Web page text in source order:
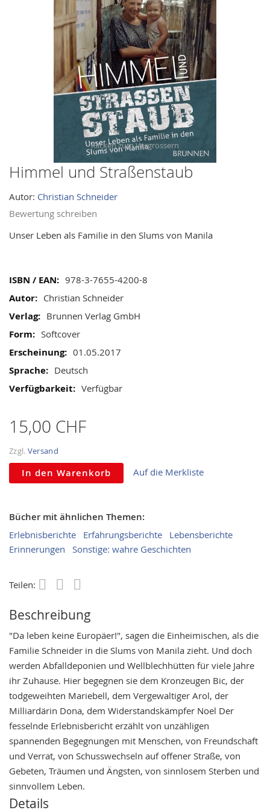
Himmel und Straßenstaub
Autor: Christian Schneider
Bewertung schreiben
Unser Leben als Familie in den Slums von Manila
Mehr
Informationen
978-3-7655-4200-8
Christian Schneider
Brunnen Verlag GmbH
Softcover
01.05.2017
Deutsch
Verfügbar
15,00 CHF
Zzgl. Versand
In den Warenkorb Auf die Merkliste
Bücher mit ähnlichen Themen:
Erlebnisberichte Erfahrungsberichte
Lebensberichte
Erinnerungen
Sonstige: wahre Geschichten
Teilen:
Skip
the
beginning
the
Beschreibung
"Da leben keine Europäer!", sagen die Einheimischen, als die
Familie Schneider in die Slums von Manila zieht. Und doch
werden Abfalldeponien und Wellblechhütten für viele Jahre
ihr Zuhause. Hier begegnen sie dem Kronzeugen Bic, der
todgeweihten Mariebell, dem Vergewaltiger Arol, der
Milliardärin Dona, dem Widerstandskämpfer Noel Der
fesselnde Erlebnisbericht erzählt von unzähligen
spannenden Begegnungen mit Menschen, von Freundschaft
und Verrat, von Schusswechseln auf offener Straße, von
Gebeten, Träumen und Ängsten, von sinnlosem Sterben und
sinnvollem Leben.
Details